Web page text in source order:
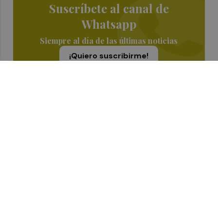
Suscríbete al canal de
Whatsapp
Siempre al día de las últimas noticias
¡Quiero suscribirme!